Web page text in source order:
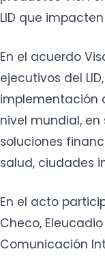
LID que
En el acuerdo
ejecutivos del
implementación
nivel mundial,
soluciones
salud, ciudades
En el acto
Checo,
Comunicación